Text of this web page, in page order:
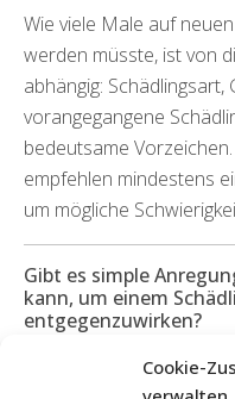
Cookie-
Wie viele Male auf
werden müsste, ist von
abhängig:
vorangegangene
bedeutsame
empfehlen mindestens
um mögliche
Gibt es simple
kann, um einem
entgegenzuwirken?
Was geschieht, wenn